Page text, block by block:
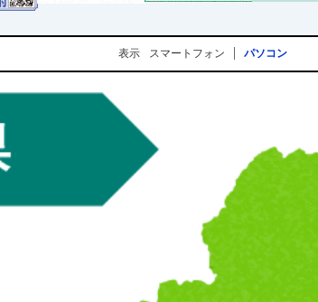
表示 スマートフォン パソコン